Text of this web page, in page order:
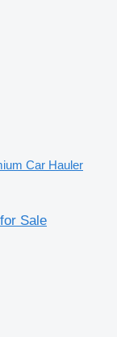
Car Hauler
Sale